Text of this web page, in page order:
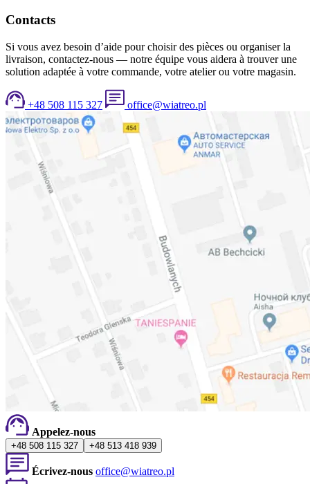
Contacts
Si vous avez besoin d’aide pour choisir des pièces ou organiser la
livraison, contactez-nous — notre équipe vous aidera à trouver une
solution adaptée à votre commande, votre atelier ou votre magasin.
+48 508 115 327 office@wiatreo.pl
Appelez-nous
+48 508 115 327 +48 513 418 939
Écrivez-nous office@wiatreo.pl